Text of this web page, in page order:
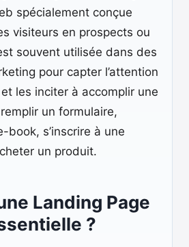
spécialement conçue
visiteurs en prospects ou
souvent utilisée dans des
pour capter l’attention
les inciter à accomplir une
un formulaire,
book, s’inscrire à une
un produit.
Landing Page
?